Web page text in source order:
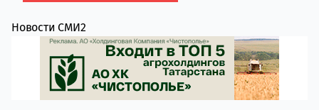
Новости СМИ2